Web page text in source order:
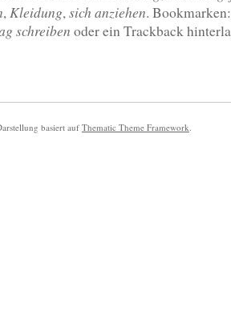
,Kleidung,sich anziehen.
schreiben oder ein Trackback
basiert auf Thematic Theme Framework.